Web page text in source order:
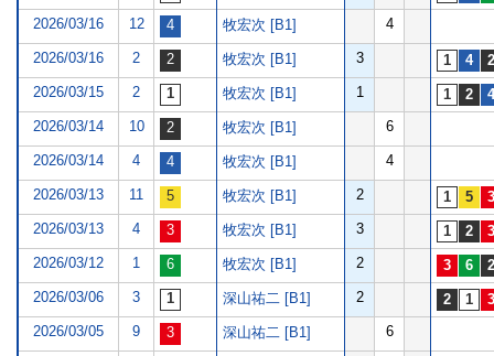
2026/03/16 12 牧宏次 [B1] 4
2026/03/16 2 牧宏次 [B1] 3
2026/03/15 2 牧宏次 [B1] 1
2026/03/14 10 牧宏次 [B1] 6
2026/03/14 4 牧宏次 [B1] 4
2026/03/13 11 牧宏次 [B1] 2
2026/03/13 4 牧宏次 [B1] 3
2026/03/12 1 牧宏次 [B1] 2
2026/03/06 3 深山祐二 [B1] 2
2026/03/05 9 深山祐二 [B1] 6